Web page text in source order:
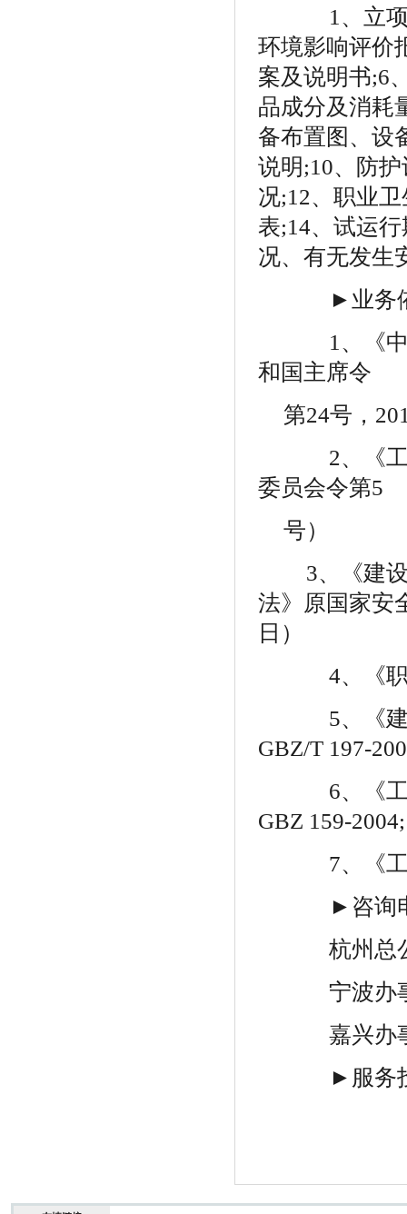
1 、立
环境影响评价
案及说明书;6
品成分及消耗
备布置图、设
说明;10、防
况;12、职业
表;14、试运
况、有无发生
►业务
1 、《
和国主席令
第24号，
2、《
委员会令第5
号）
3、《建
法》原国家安
日）
4、《
5、《
GBZ/T 197-
6、《
GBZ 159-2004;
7、《
►咨询
杭州总
宁波办
嘉兴办
►服务